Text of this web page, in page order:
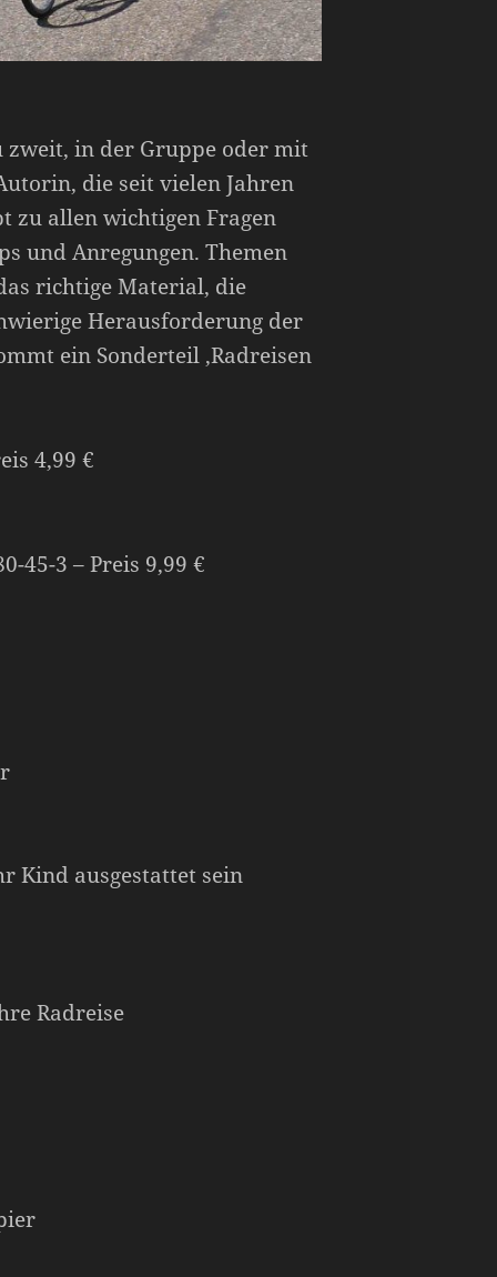
zweit, in der Gruppe oder mit
die seit vielen Jahren
zu allen wichtigen Fragen
und Anregungen. Themen
richtige Material, die
Herausforderung der
ein Sonderteil ‚Radreisen
4,99 €
45-3 – Preis 9,99 €
Kind ausgestattet sein
Radreise